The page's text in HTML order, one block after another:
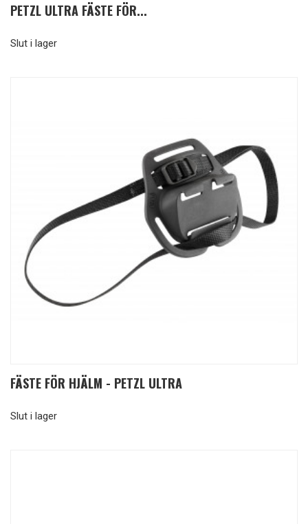
PETZL ULTRA FÄSTE FÖR...
Slut i lager
FÄSTE FÖR HJÄLM - PETZL ULTRA
Slut i lager